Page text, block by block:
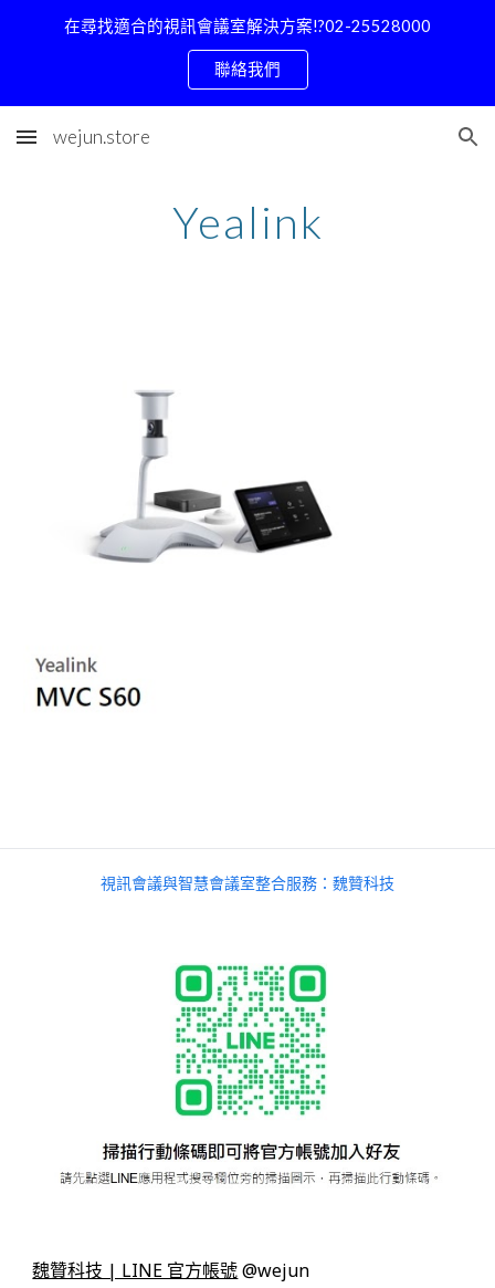
Skip to main content
在尋找適合的視訊會議室解決方案!?02-25528000
聯絡我們
wejun.store
Yealink
視訊會議與智慧會議室整合服務：魏贊科技
魏贊科技 | LINE 官方帳號@wejun